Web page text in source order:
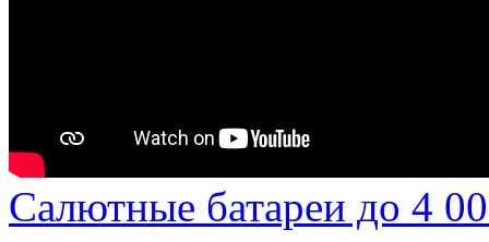
Салютные батареи до 4